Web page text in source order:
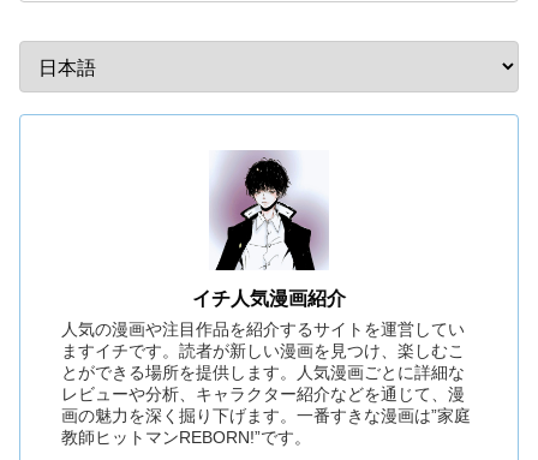
イチ人気漫画紹介
人気の漫画や注目作品を紹介するサイトを運営してい
ますイチです。読者が新しい漫画を見つけ、楽しむこ
とができる場所を提供します。人気漫画ごとに詳細な
レビューや分析、キャラクター紹介などを通じて、漫
画の魅力を深く掘り下げます。一番すきな漫画は”家庭
教師ヒットマンREBORN!”です。